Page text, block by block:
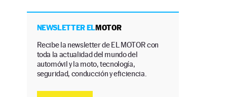
NEWSLETTER ELMOTOR
Recibe la newsletter de EL MOTOR con
toda la actualidad del mundo del
automóvil y la moto, tecnología,
seguridad, conducción y eficiencia.